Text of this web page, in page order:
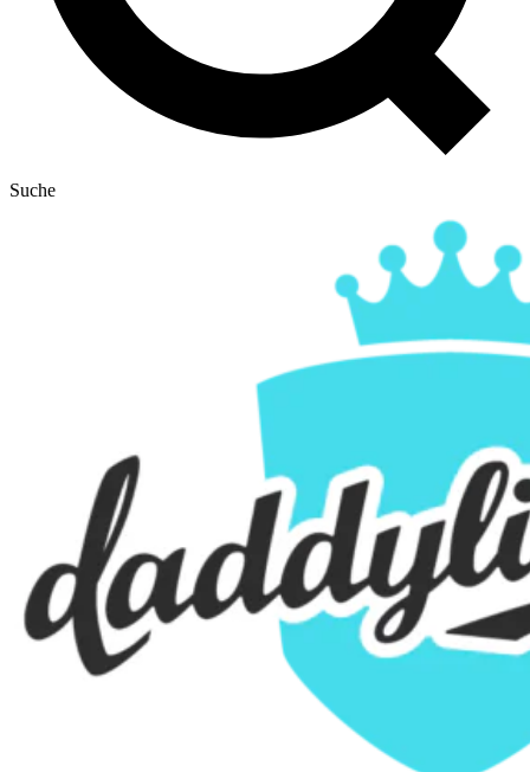
Suche